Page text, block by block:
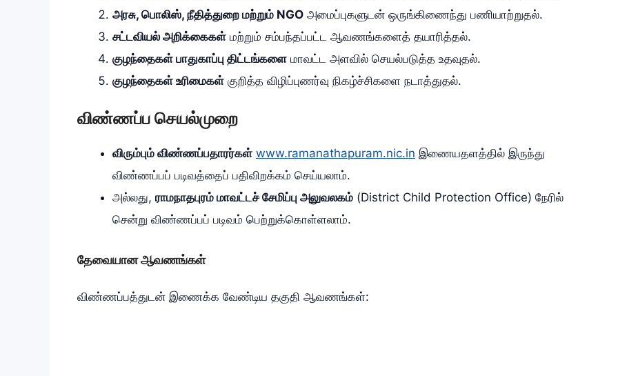
அரசு, பொலிஸ், நீதித்துறை மற்றும் NGO அமைப்புகளுடன் ஒருங்கிணைந்து பணியாற்றுதல்.
சட்டவியல் அறிக்கைகள் மற்றும் சம்பந்தப்பட்ட ஆவணங்களைத் தயாரித்தல்.
குழந்தைகள் பாதுகாப்பு திட்டங்களை மாவட்ட அளவில் செயல்படுத்த உதவுதல்.
குழந்தைகள் உரிமைகள் குறித்த விழிப்புணர்வு நிகழ்ச்சிகளை நடாத்துதல்.
விண்ணப்ப செயல்முறை
விரும்பும் விண்ணப்பதாரர்கள் www.ramanathapuram.nic.in இணையதளத்தில் இருந்து
விண்ணப்பப் படிவத்தைப் பதிவிறக்கம் செய்யலாம்.
அல்லது, ராமநாதபுரம் மாவட்டச் சேமிப்பு அலுவலகம் (District Child Protection Office) நேரில்
சென்று விண்ணப்பப் படிவம் பெற்றுக்கொள்ளலாம்.
தேவையான ஆவணங்கள்
விண்ணப்பத்துடன் இணைக்க வேண்டிய தகுதி ஆவணங்கள்: